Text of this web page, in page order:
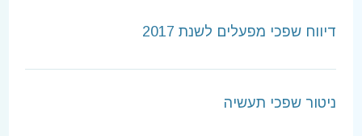
דיווח שפכי מפעלים לשנת 2017
ניטור שפכי תעשיה